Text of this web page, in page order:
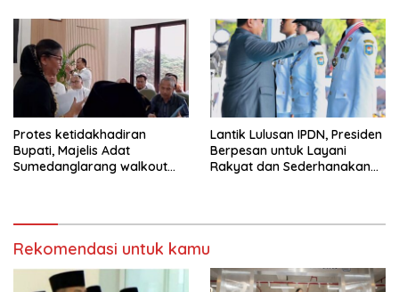
Protes ketidakhadiran
Bupati, Majelis Adat
Sumedanglarang walkout
Lantik Lulusan IPDN, Presiden
Berpesan untuk Layani
Rakyat dan Sederhanakan
Rekomendasi untuk kamu